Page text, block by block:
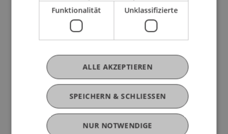
Werdegang
Mitgliedschaften
Funktionalität Unklassifizierte
SPEICHERN & SCHLIESSEN
ALLE AKZEPTIEREN
NUR NOTWENDIGE